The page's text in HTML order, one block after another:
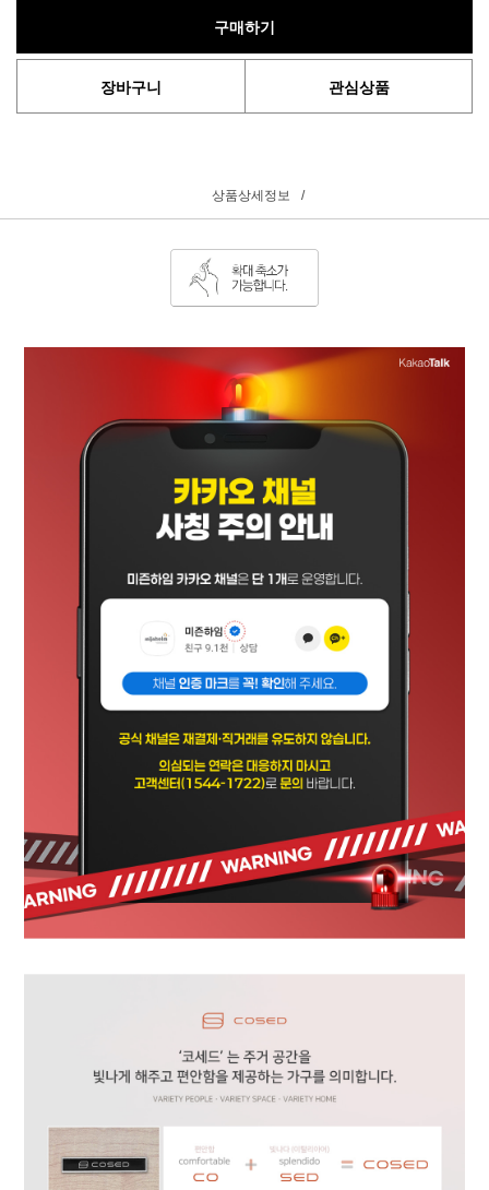
구매하기
장바구니 관심상품
상품상세정보